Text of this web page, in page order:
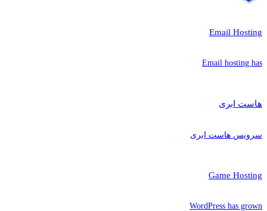
Email Hosting
Email hosting has
هاست ابری
سرویس هاست ابری
Game Hosting
WordPress has grown